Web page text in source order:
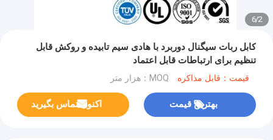
2
/
6
کابل ربات سیگنال دوربرد با هادی سیم تابیده و روکش قابل
تنظیم برای ارتباطات قابل اعتماد
قیمت：قابل مذاکره MOQ：هزار متر
بهترین قیمت اکنون تماس بگیرید